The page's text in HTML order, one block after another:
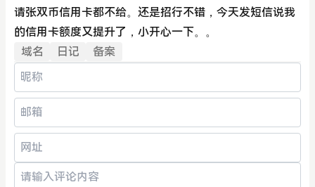
请张双币信用卡都不给。还是招行不错，今天发短信说我
的信用卡额度又提升了，小开心一下。。
域名
日记 备案